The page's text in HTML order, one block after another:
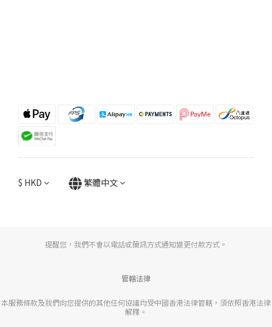
$ HKD 繁體中文
提醒您，我們不會以電話或簡訊方式通知變更付款方式。
管轄法律
本服務條款及我們向您提供的其他任何協議均受中國香港法律管轄，須依照香港法律
解釋。